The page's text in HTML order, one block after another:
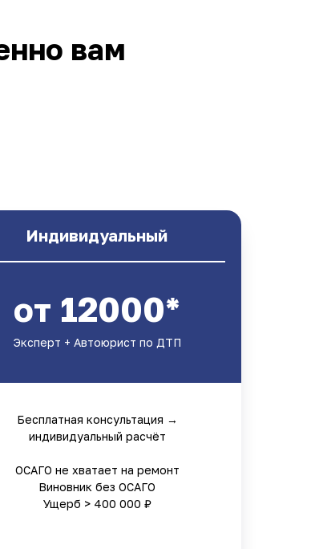
вам
Индивидуальный
от 12000*
Эксперт + Автоюрист по ДТП
Бесплатная консультация →
индивидуальный расчёт
ОСАГО не хватает на ремонт
Виновник без ОСАГО
Ущерб > 400 000 ₽